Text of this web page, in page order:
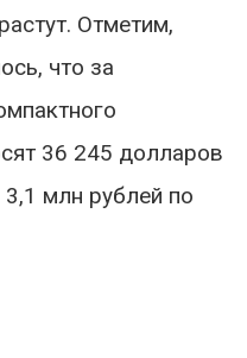
Отметим,
что за
36 245 долларов
млн рублей по